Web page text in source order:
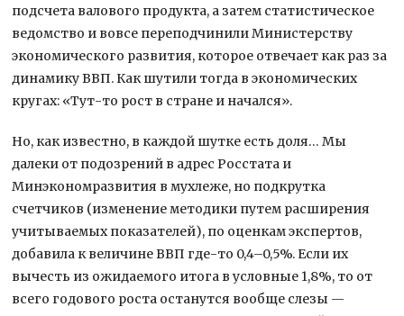
подсчета валового продукта, а затем статистическое
ведомство и вовсе переподчинили Министерству
экономического развития, которое отвечает как раз за
динамику ВВП. Как шутили тогда в экономических
кругах: «Тут-то рост в стране и начался».
Но, как известно, в каждой шутке есть доля… Мы
далеки от подозрений в адрес Росстата и
Минэкономразвития в мухлеже, но подкрутка
счетчиков (изменение методики путем расширения
учитываемых показателей), по оценкам экспертов,
добавила к величине ВВП где-то 0,4–0,5%. Если их
вычесть из ожидаемого итога в условные 1,8%, то от
всего годового роста останутся вообще слезы —